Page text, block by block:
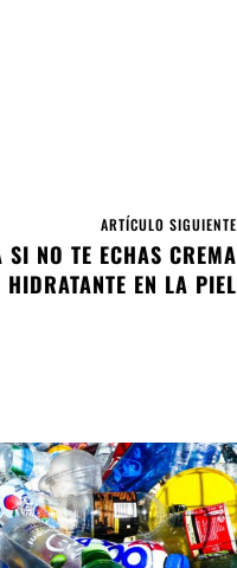
ARTÍCULO SIGUIENTE
SI NO TE ECHAS CREMA
HIDRATANTE EN LA PIEL